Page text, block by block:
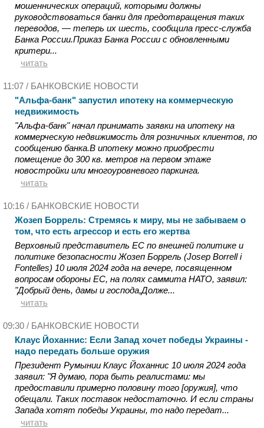
мошеннических операций, которыми должны
руководствоваться банки для предотвращения таких
переводов, — теперь их шесть, сообщила пресс-служба
Банка России.Приказ Банка России с обновленными
критери...
читать
11:07 / БАНКОВСКИЕ НОВОСТИ
"Альфа-банк" запустил ипотеку на коммерческую
недвижимость
"Альфа-банк" начал принимать заявки на ипотеку на
коммерческую недвижимость для розничных клиентов, по
сообщению банка.В ипотеку можно приобрести
помещение до 300 кв. метров на первом этаже
новостройки или многоуровневого паркинга.
читать
10:16 / БАНКОВСКИЕ НОВОСТИ
Жозеп Боррель: Стремясь к миру, мы не забываем о
том, что есть агрессор и есть его жертва
Верховный представитель ЕС по внешней политике и
политике безопасности Жозеп Боррель (Josep Borrell i
Fontelles) 10 июля 2024 года на вечере, посвященном
вопросам обороны ЕС, на полях саммита НАТО, заявил:
"Добрый день, дамы и господа,Долже...
читать
09:30 / БАНКОВСКИЕ НОВОСТИ
Клаус Йоханнис: Если Запад хочет победы Украины -
надо передать больше оружия
Президент Румынии Клаус Йоханнис 10 июля 2024 года
заявил: "Я думаю, пора быть реалистами: мы
предоставили примерно половину того [оружия], что
обещали. Таких поставок недостаточно. И если страны
Запада хотят победы Украины, то надо передат...
читать